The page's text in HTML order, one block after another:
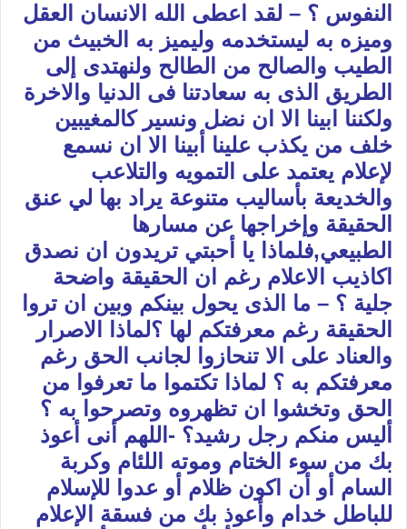
النفوس ؟ – لقد اعطى الله الانسان العقل
وميزه به ليستخدمه وليميز به الخبيث من
الطيب والصالح من الطالح ولنهتدى إلى
الطريق الذى به سعادتنا فى الدنيا والاخرة
ولكننا ابينا الا ان نضل ونسير كالمغيبين
خلف من يكذب علينا أبينا الا ان نسمع
لإعلام يعتمد على التمويه والتلاعب
والخديعة بأساليب متنوعة يراد بها لي عنق
الحقيقة وإخراجها عن مسارها
الطبيعي,فلماذا يا أحبتي تريدون ان نصدق
اكاذيب الاعلام رغم ان الحقيقة واضحة
جلية ؟ – ما الذى يحول بينكم وبين ان تروا
الحقيقة رغم معرفتكم لها ؟لماذا الاصرار
والعناد على الا تنحازوا لجانب الحق رغم
معرفتكم به ؟ لماذا تكتموا ما تعرفوا من
الحق وتخشوا ان تظهروه وتصرحوا به ؟
أليس منكم رجل رشيد؟ -اللهم أنى أعوذ
بك من سوء الختام وموته اللئام وكربة
السام أو أن اكون ظلام أو عدوا للإسلام
للباطل خدام وأعوذ بك من فسقة الإعلام